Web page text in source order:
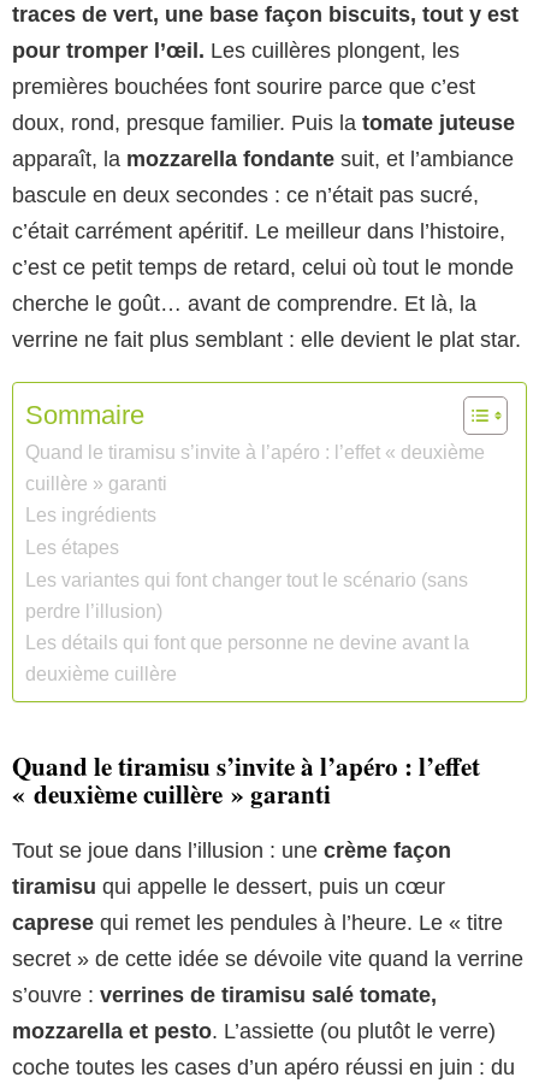
traces de vert, une base façon biscuits, tout y est
pour tromper l’œil. Les cuillères plongent, les
premières bouchées font sourire parce que c’est
doux, rond, presque familier. Puis la tomate juteuse
apparaît, la mozzarella fondante suit, et l’ambiance
bascule en deux secondes : ce n’était pas sucré,
c’était carrément apéritif. Le meilleur dans l’histoire,
c’est ce petit temps de retard, celui où tout le monde
cherche le goût… avant de comprendre. Et là, la
verrine ne fait plus semblant : elle devient le plat star.
Sommaire
Quand le tiramisu s’invite à l’apéro : l’effet « deuxième
cuillère » garanti
Les ingrédients
Les étapes
Les variantes qui font changer tout le scénario (sans
perdre l’illusion)
Les détails qui font que personne ne devine avant la
deuxième cuillère
Quand le tiramisu s’invite à l’apéro : l’effet
« deuxième cuillère » garanti
Tout se joue dans l’illusion : une crème façon
tiramisu qui appelle le dessert, puis un cœur
caprese qui remet les pendules à l’heure. Le « titre
secret » de cette idée se dévoile vite quand la verrine
s’ouvre : verrines de tiramisu salé tomate,
mozzarella et pesto. L’assiette (ou plutôt le verre)
coche toutes les cases d’un apéro réussi en juin : du